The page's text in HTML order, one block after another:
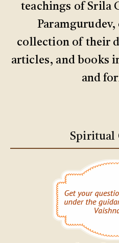
teachings of Srila
collection of their
articles, and books
and
Spiritual